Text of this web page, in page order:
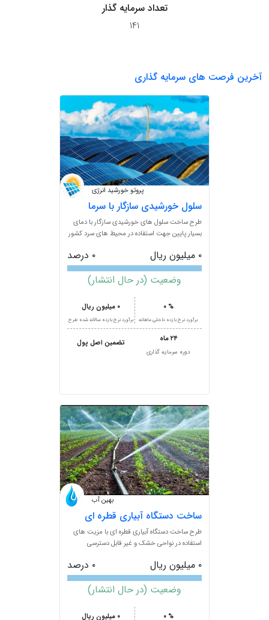
تعداد سرمایه گذار
۱۴۱
آخرین فرصت های سرمایه گذاری
پروتو خورشید انرژی
سلول خورشیدی سازگار با سرما
طرح ساخت سلول های خورشیدی سازگار با دمای
بسیار پایین جهت استفاده در محیط های سرد کشور
۰ میلیون ریال
۰ درصد
وضعیت (در حال انتشار)
۰ %
برآورد نرخ بازده داخلی ماهانه
۰ میلیون ریال
برآورد نرخ بازده سالانه شده طرح
۲۴ ماه
دوره سرمایه گذاری
تضمین اصل پول
بهین آب
ساخت دستگاه آبیاری قطره ای
طرح ساخت دستگاه آبیاری قطره ای با مزیت های
استفاده در نواحی خشک و غیر قابل دسترسی
۰ میلیون ریال
۰ درصد
وضعیت (در حال انتشار)
۰ % ۰ میلیون ریال